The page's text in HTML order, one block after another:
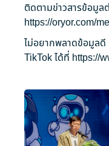
ติดตามข่าวสารข้อมู
https://oryor.com/
ไม่อยากพลาดข้อมูลดี
TikTok ได้ที่ https://